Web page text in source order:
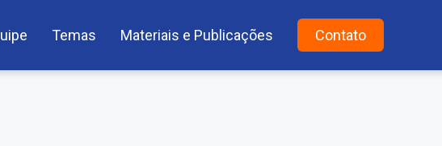
Temas Materiais e Publicações Contato